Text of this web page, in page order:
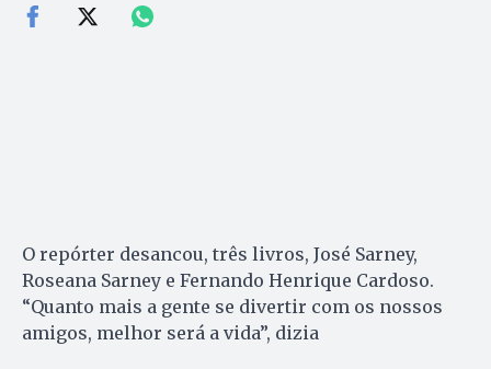
O repórter desancou, três livros, José Sarney,
Roseana Sarney e Fernando Henrique Cardoso.
“Quanto mais a gente se divertir com os nossos
amigos, melhor será a vida”, dizia